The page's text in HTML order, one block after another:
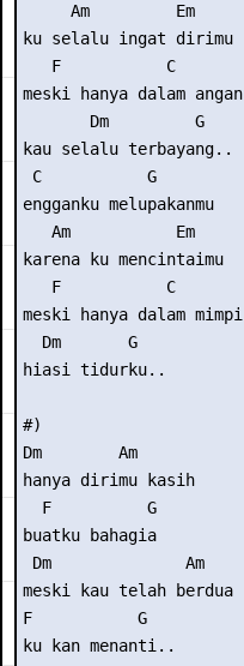
     Am         Em
ku selalu ingat dirimu
   F           C
meski hanya dalam angan
       Dm         G
kau selalu terbayang..
C           G
engganku melupakanmu
   Am           Em
karena ku mencintaimu
   F           C
meski hanya dalam mimpi
  Dm       G
hiasi tidurku..
#)
Dm        Am
hanya dirimu kasih
  F          G
buatku bahagia
Dm              Am
meski kau telah berdua
F           G
ku kan menanti..